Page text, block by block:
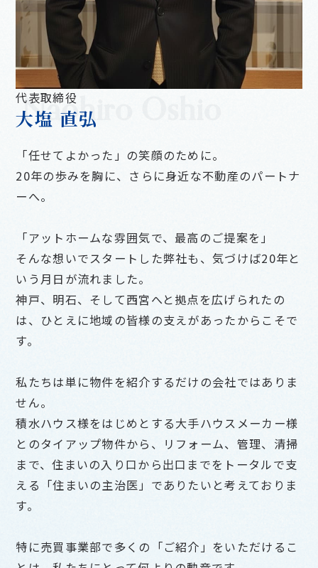
代表取締役
大塩 直弘
Naohiro Oshio
「任せてよかった」の笑顔のために。
20年の歩みを胸に、さらに身近な不動産のパートナ
ーへ。
「アットホームな雰囲気で、最高のご提案を」
そんな想いでスタートした弊社も、気づけば20年と
いう月日が流れました。
神戸、明石、そして西宮へと拠点を広げられたの
は、ひとえに地域の皆様の支えがあったからこそで
す。
私たちは単に物件を紹介するだけの会社ではありま
せん。
積水ハウス様をはじめとする大手ハウスメーカー様
とのタイアップ物件から、リフォーム、管理、清掃
まで、住まいの入り口から出口までをトータルで支
える「住まいの主治医」でありたいと考えておりま
す。
特に売買事業部で多くの「ご紹介」をいただけるこ